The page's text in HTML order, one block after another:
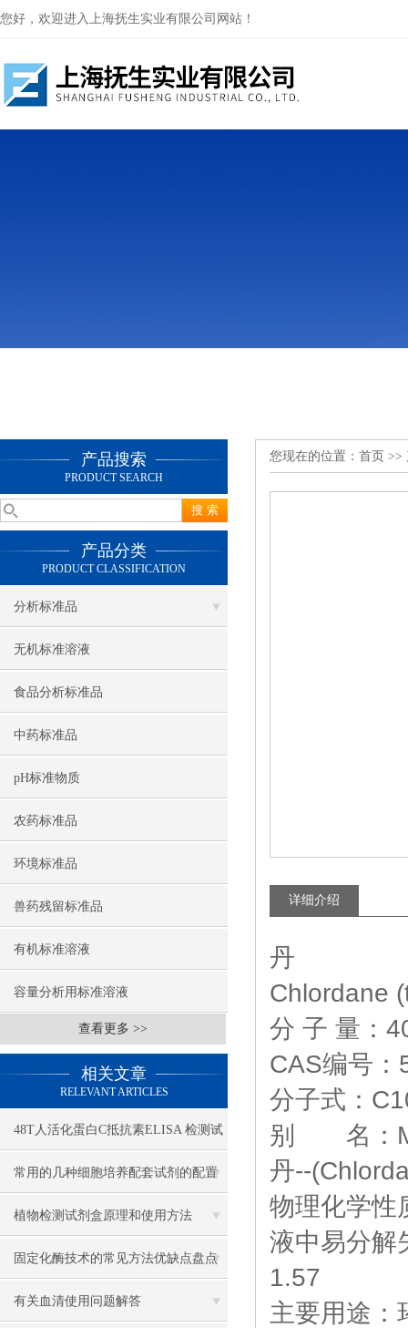
您好，欢迎进入上海抚生实业有限公司网站！
产品搜索
PRODUCT SEARCH
产品分类
PRODUCT CLASSIFICATION
分析标准品
无机标准溶液
食品分析标准品
中药标准品
pH标准物质
农药标准品
环境标准品
兽药残留标准品
有机标准溶液
容量分析用标准溶液
查看更多 >>
相关文章
RELEVANT ARTICLES
48T人活化蛋白C抵抗素ELISA 检测试
剂盒
常用的几种细胞培养配套试剂的配置
植物检测试剂盒原理和使用方法
固定化酶技术的常见方法优缺点盘点
有关血清使用问题解答
您现在的位置： 首页 >>
详细介绍
丹
Chlordane
分 子 量：
CAS编号：
分子式：
别 名：
丹--
物理化学性
液中易分解
1.57
主要用途：